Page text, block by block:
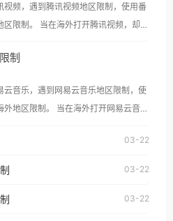
视频，遇到腾讯视频地区限制，使用番
打开腾讯视频，却突
台一样，出现地区及版权限制问题，且
遇到这个问题的朋友们，
加拿大、澳大利亚、欧洲等国家和地区
制
云音乐，遇到网易云音乐地区限制，使
当在海外打开网易云音
台湾、美
国大陆地区播放。 遇到这个问题
03-22
03-22
03-22